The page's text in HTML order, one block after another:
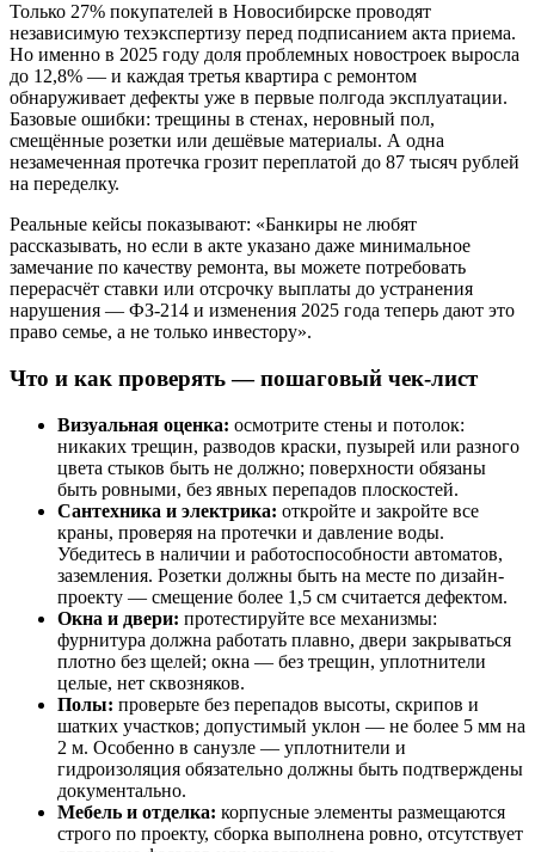
Только 27% покупателей в Новосибирске проводят
независимую техэкспертизу перед подписанием акта приема.
Но именно в 2025 году доля проблемных новостроек выросла
до 12,8% — и каждая третья квартира с ремонтом
обнаруживает дефекты уже в первые полгода эксплуатации.
Базовые ошибки: трещины в стенах, неровный пол,
смещённые розетки или дешёвые материалы. А одна
незамеченная протечка грозит переплатой до 87 тысяч рублей
на переделку.
Реальные кейсы показывают: «Банкиры не любят
рассказывать, но если в акте указано даже минимальное
замечание по качеству ремонта, вы можете потребовать
перерасчёт ставки или отсрочку выплаты до устранения
нарушения — ФЗ-214 и изменения 2025 года теперь дают это
право семье, а не только инвестору».
Что и как проверять — пошаговый чек-лист
Визуальная оценка: осмотрите стены и потолок:
никаких трещин, разводов краски, пузырей или разного
цвета стыков быть не должно; поверхности обязаны
быть ровными, без явных перепадов плоскостей.
Сантехника и электрика: откройте и закройте все
краны, проверяя на протечки и давление воды.
Убедитесь в наличии и работоспособности автоматов,
заземления. Розетки должны быть на месте по дизайн-
проекту — смещение более 1,5 см считается дефектом.
Окна и двери: протестируйте все механизмы:
фурнитура должна работать плавно, двери закрываться
плотно без щелей; окна — без трещин, уплотнители
целые, нет сквозняков.
Полы: проверьте без перепадов высоты, скрипов и
шатких участков; допустимый уклон — не более 5 мм на
2 м. Особенно в санузле — уплотнители и
гидроизоляция обязательно должны быть подтверждены
документально.
Мебель и отделка: корпусные элементы размещаются
строго по проекту, сборка выполнена ровно, отсутствует